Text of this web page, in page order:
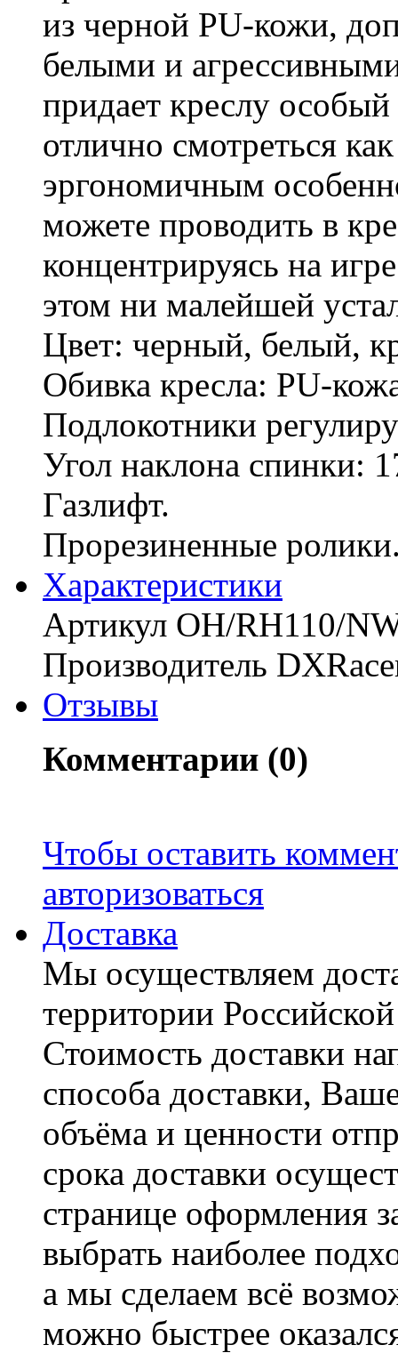
из черной PU-кожи,
белыми и
придает креслу
отлично смотреться
эргономичным
можете проводить в
концентрируясь на
этом ни малейшей
Цвет: черный, белый,
Обивка кресла: PU-
Подлокотники
Угол наклона спинки:
Газлифт.
Прорезиненные
Характериcтики
Артикул OH/RH110/
Производитель
Отзывы
Комментарии (0)
Чтобы оставить
авторизоваться
Доставка
Мы осуществляем
территории
Стоимость доставки
способа доставки,
объёма и ценности
срока доставки
странице оформления
выбрать наиболее
а мы сделаем всё
можно быстрее